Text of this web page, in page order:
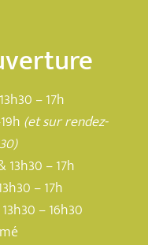
– 17h
(et sur rendez-
13h30 – 17h
– 17h
– 16h30